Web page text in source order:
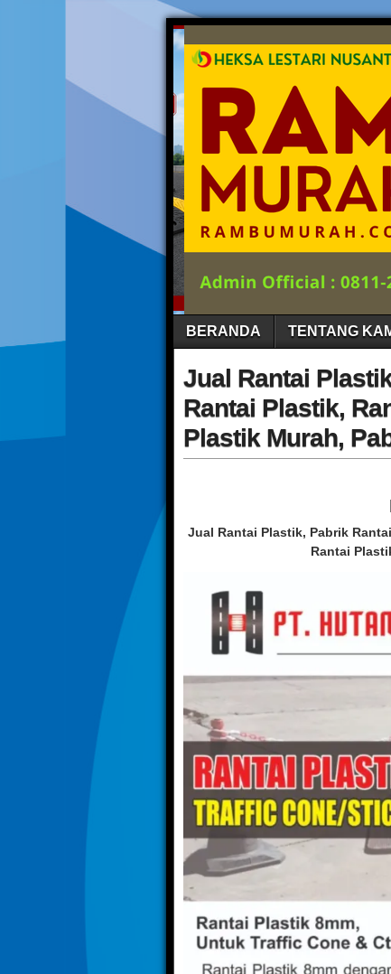
BERANDA TENTANG
Jual Rantai
Rantai Plastik,
Plastik Murah,
Jual Rantai Plastik, Pabrik
Rantai